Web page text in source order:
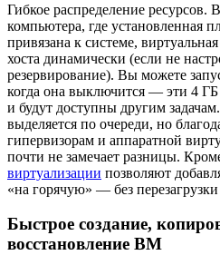
Гибкое распределение ресурсов.
компьютера, где установленная
привязана к системе,
хоста динамически (если не
резервирование). Вы можете
когда она выключится — эти 4
и будут доступны другим
выделяется по очереди, но
гипервизорам и аппаратной
почти не замечает разницы.
виртуализации позволяют
«на горячую» — без
Быстрое создание,
восстановление ВМ